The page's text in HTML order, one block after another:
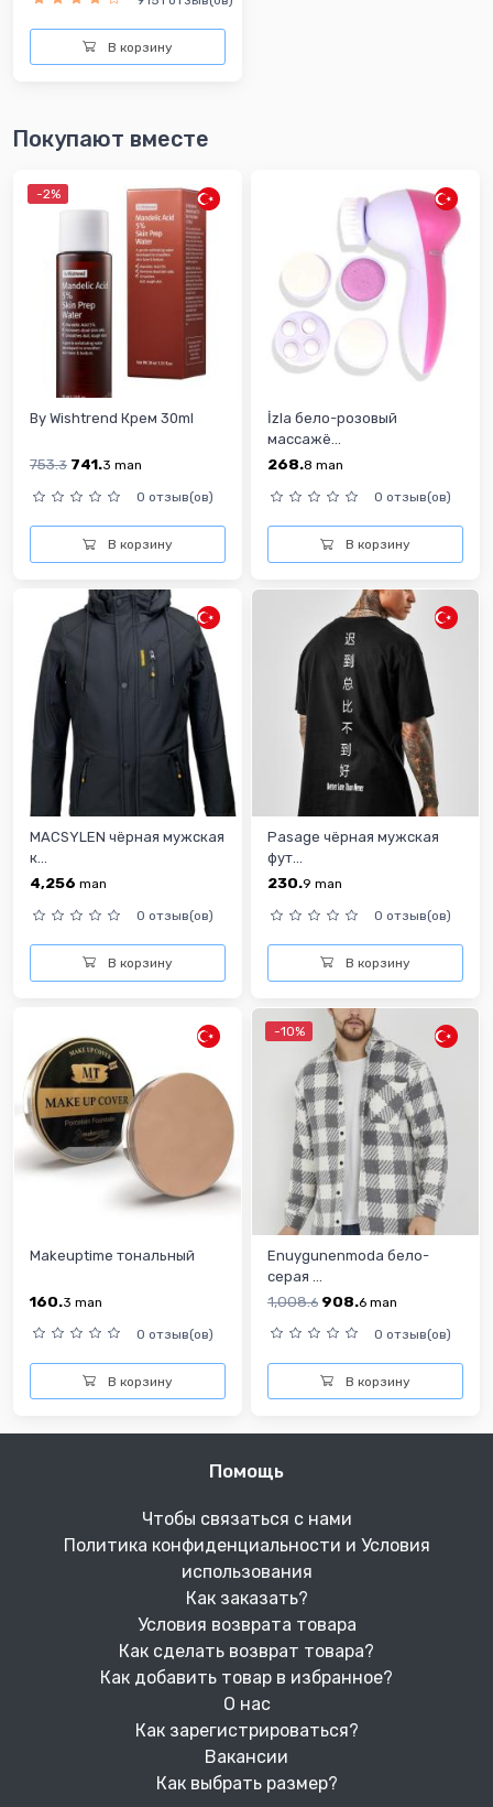
В корзину
Покупают вместе
-2%
By Wishtrend Крем 30ml
753.3 741.3 man
0 отзыв(ов)
В корзину
İzla бело-розовый
массажё...
268.8 man
0 отзыв(ов)
В корзину
MACSYLEN чёрная мужская
к...
4,256 man
0 отзыв(ов)
В корзину
Pasage чёрная мужская
фут...
230.9 man
0 отзыв(ов)
В корзину
Makeuptime тональный
160.3 man
0 отзыв(ов)
В корзину
-10%
Enuygunenmoda бело-
серая ...
1,008.6 908.6 man
0 отзыв(ов)
В корзину
Помощь
Чтобы связаться с нами
Политика конфиденциальности и Условия
использования
Как заказать?
Условия возврата товара
Как сделать возврат товара?
Как добавить товар в избранное?
О нас
Как зарегистрироваться?
Вакансии
Как выбрать размер?